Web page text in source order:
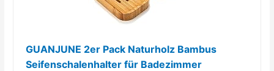
GUANJUNE 2er Pack Naturholz Bambus
Seifenschalenhalter für Badezimmer